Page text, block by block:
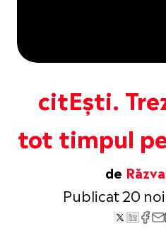
citEști.
tot timpul
de
Publicat 20